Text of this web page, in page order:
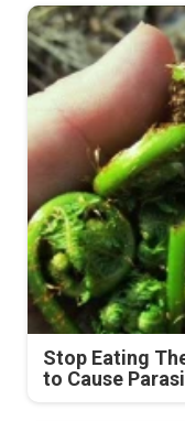
Stop Eating
to Cause